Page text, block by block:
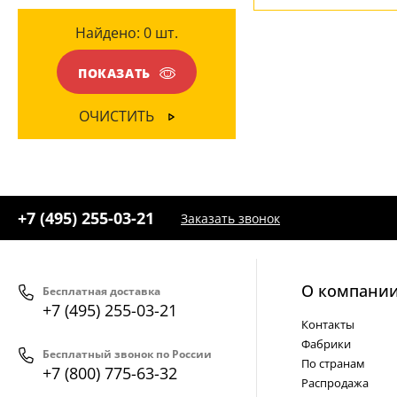
МАТЕРИАЛ
Лен
(1)
Текстиль(1)
Ткань(4)
Бежевый (1)
Найдено: 0 шт.
ПОКАЗАТЬ
ОЧИСТИТЬ
+7 (495) 255-03-21 Заказать звонок
Бесплатная доставка
+7 (495) 255-03-21
Бесплатный звонок по России
+7 (800) 775-63-32
О
Контакты
Фабрики
По странам
Распродажа